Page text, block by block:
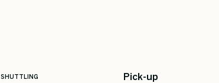
SHUTTLING Pick-up